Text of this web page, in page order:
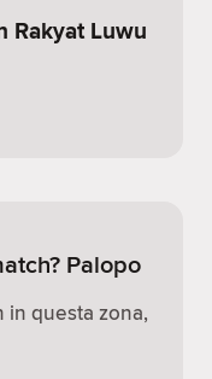
Rakyat Luwu
Palopo
in questa zona,